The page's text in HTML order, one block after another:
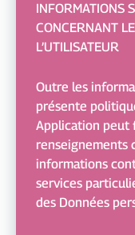
INFORMATIONS
CONCERNANT
L’UTILISATEUR
Outre les
présente
Application peut
renseignements
informations
services
des Données